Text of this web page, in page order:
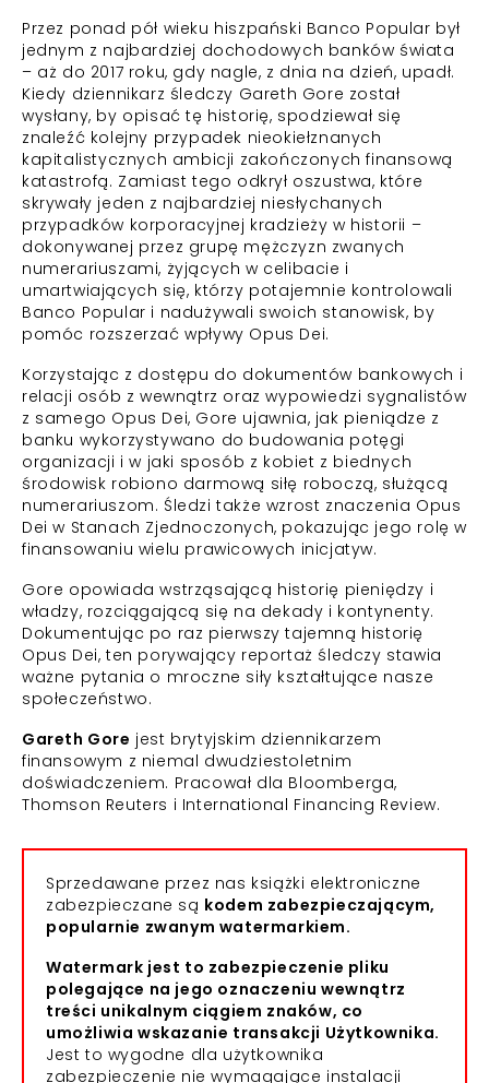
Przez ponad pół wieku hiszpański Banco Popular był
jednym z najbardziej dochodowych banków świata
– aż do 2017 roku, gdy nagle, z dnia na dzień, upadł.
Kiedy dziennikarz śledczy Gareth Gore został
wysłany, by opisać tę historię, spodziewał się
znaleźć kolejny przypadek nieokiełznanych
kapitalistycznych ambicji zakończonych finansową
katastrofą. Zamiast tego odkrył oszustwa, które
skrywały jeden z najbardziej niesłychanych
przypadków korporacyjnej kradzieży w historii –
dokonywanej przez grupę mężczyzn zwanych
numerariuszami, żyjących w celibacie i
umartwiających się, którzy potajemnie kontrolowali
Banco Popular i nadużywali swoich stanowisk, by
pomóc rozszerzać wpływy Opus Dei.
Korzystając z dostępu do dokumentów bankowych i
relacji osób z wewnątrz oraz wypowiedzi sygnalistów
z samego Opus Dei, Gore ujawnia, jak pieniądze z
banku wykorzystywano do budowania potęgi
organizacji i w jaki sposób z kobiet z biednych
środowisk robiono darmową siłę roboczą, służącą
numerariuszom. Śledzi także wzrost znaczenia Opus
Dei w Stanach Zjednoczonych, pokazując jego rolę w
finansowaniu wielu prawicowych inicjatyw.
Gore opowiada wstrząsającą historię pieniędzy i
władzy, rozciągającą się na dekady i kontynenty.
Dokumentując po raz pierwszy tajemną historię
Opus Dei, ten porywający reportaż śledczy stawia
ważne pytania o mroczne siły kształtujące nasze
społeczeństwo.
Gareth Gore jest brytyjskim dziennikarzem
finansowym z niemal dwudziestoletnim
doświadczeniem. Pracował dla Bloomberga,
Thomson Reuters i International Financing Review.
Sprzedawane przez nas książki elektroniczne
zabezpieczane są kodem zabezpieczającym,
popularnie zwanym watermarkiem.
Watermark jest to zabezpieczenie pliku
polegające na jego oznaczeniu wewnątrz
treści unikalnym ciągiem znaków, co
umożliwia wskazanie transakcji Użytkownika.
Jest to wygodne dla użytkownika
zabezpieczenie nie wymagające instalacji